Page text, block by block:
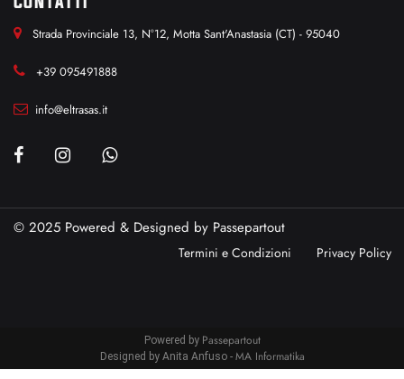
Strada Provinciale 13, N°12, Motta Sant'Anastasia (CT) - 95040
+39 095491888
info@eltrasas.it
© 2025 Powered & Designed by Passepartout
Termini e Condizioni Privacy Policy
Powered by Passepartout
Designed by Anita Anfuso - MA Informatika